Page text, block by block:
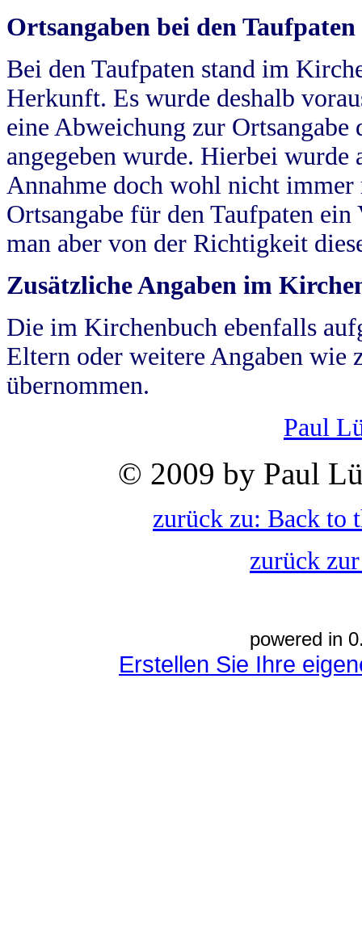
Ortsangaben bei den Taufpaten
Bei den Taufpaten stand im
Herkunft. Es wurde deshalb
eine Abweichung zur
angegeben wurde. Hierbei wurde
Annahme doch wohl nicht
Ortsangabe für den Taufpaten
man aber von der Richtigkeit
Zusätzliche Angaben im
Die im Kirchenbuch ebenfalls
Eltern oder weitere Angaben wie
übernommen.
Paul
© 2009 by Paul
zurück zu: Back to
zurück
powered in
Erstellen Sie Ihre